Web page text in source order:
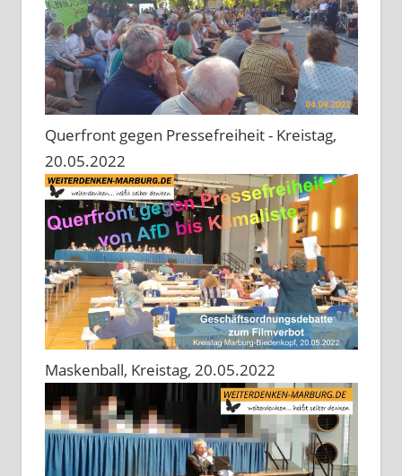
Querfront gegen Pressefreiheit - Kreistag,
20.05.2022
Maskenball, Kreistag, 20.05.2022